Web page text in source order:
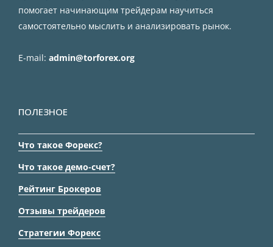
помогает начинающим трейдерам научиться
самостоятельно мыслить и анализировать рынок.
E-mail: admin@torforex.org
ПОЛЕЗНОЕ
Что такое Форекс?
Что такое демо-счет?
Рейтинг Брокеров
Отзывы трейдеров
Стратегии Форекс